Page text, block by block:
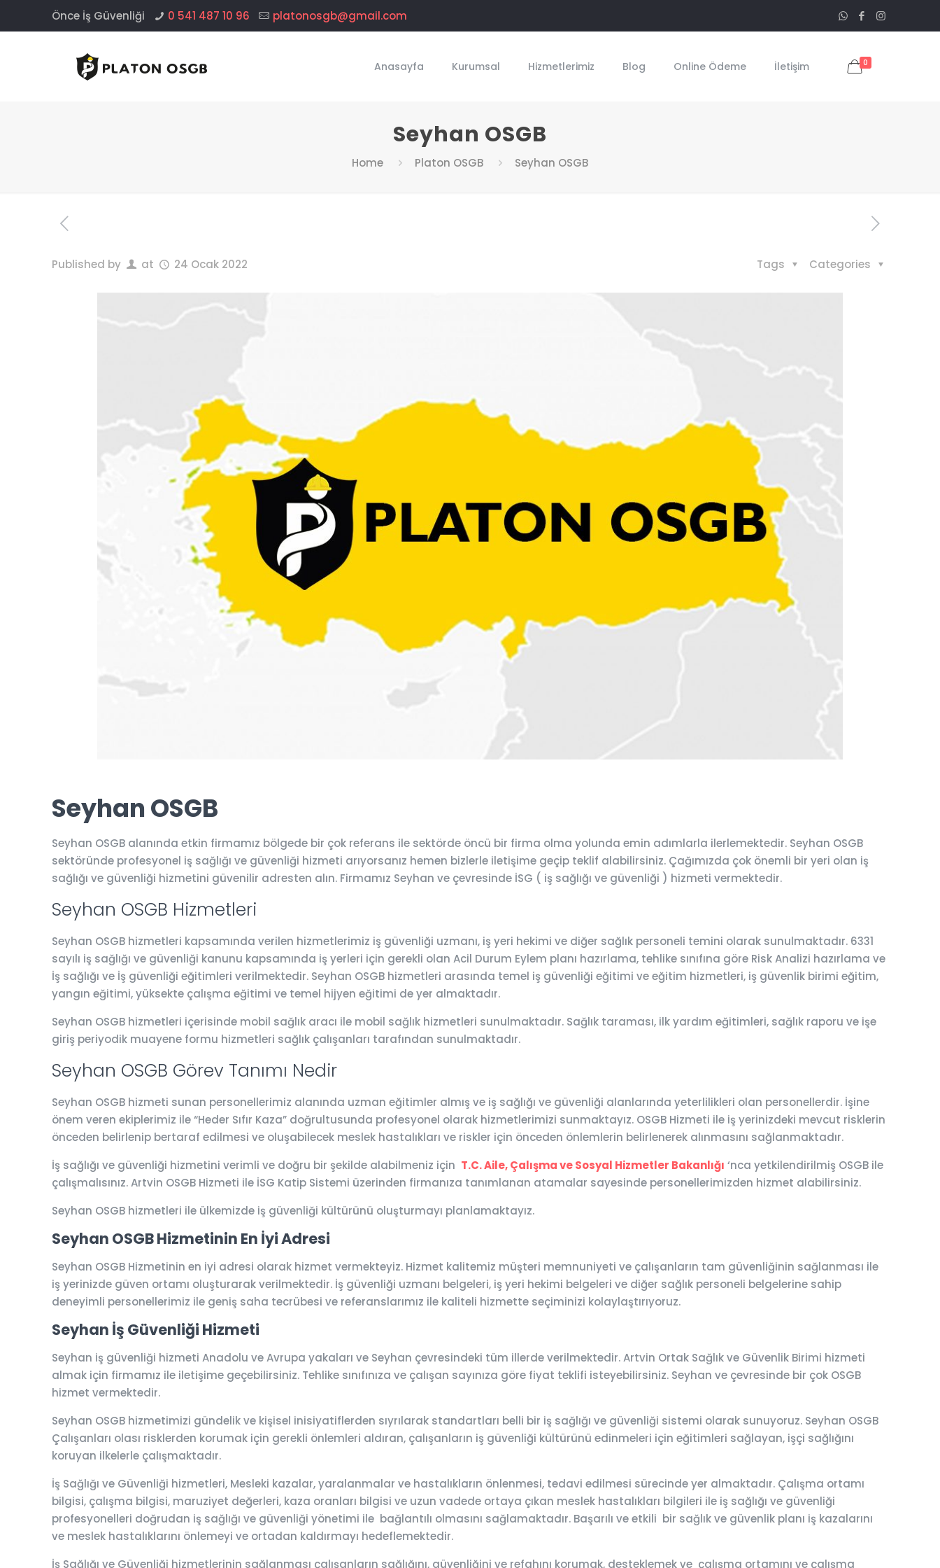
Önce İş Güvenliği 0 541 487 10 96 platonosgb@gmail.com
Anasayfa Kurumsal Hizmetlerimiz Blog Online Ödeme İletişim 0
Seyhan OSGB
Home Platon OSGB Seyhan OSGB
Published by at 24 Ocak 2022 Categories
Tags
Seyhan OSGB
Seyhan OSGB alanında etkin firmamız bölgede bir çok referans ile sektörde öncü bir firma olma yolunda emin adımlarla ilerlemektedir. Seyhan OSGB
sektöründe profesyonel iş sağlığı ve güvenliği hizmeti arıyorsanız hemen bizlerle iletişime geçip teklif alabilirsiniz. Çağımızda çok önemli bir yeri olan iş
sağlığı ve güvenliği hizmetini güvenilir adresten alın. Firmamız Seyhan ve çevresinde İSG ( iş sağlığı ve güvenliği ) hizmeti vermektedir.
Seyhan OSGB Hizmetleri
Seyhan OSGB hizmetleri kapsamında verilen hizmetlerimiz iş güvenliği uzmanı, iş yeri hekimi ve diğer sağlık personeli temini olarak sunulmaktadır. 6331
sayılı iş sağlığı ve güvenliği kanunu kapsamında iş yerleri için gerekli olan Acil Durum Eylem planı hazırlama, tehlike sınıfına göre Risk Analizi hazırlama ve
İş sağlığı ve İş güvenliği eğitimleri verilmektedir. Seyhan OSGB hizmetleri arasında temel iş güvenliği eğitimi ve eğitim hizmetleri, iş güvenlik birimi eğitim,
yangın eğitimi, yüksekte çalışma eğitimi ve temel hijyen eğitimi de yer almaktadır.
Seyhan OSGB hizmetleri içerisinde mobil sağlık aracı ile mobil sağlık hizmetleri sunulmaktadır. Sağlık taraması, ilk yardım eğitimleri, sağlık raporu ve işe
giriş periyodik muayene formu hizmetleri sağlık çalışanları tarafından sunulmaktadır.
Seyhan OSGB Görev Tanımı Nedir
Seyhan OSGB hizmeti sunan personellerimiz alanında uzman eğitimler almış ve iş sağlığı ve güvenliği alanlarında yeterlilikleri olan personellerdir. İşine
önem veren ekiplerimiz ile “Heder Sıfır Kaza” doğrultusunda profesyonel olarak hizmetlerimizi sunmaktayız. OSGB Hizmeti ile iş yerinizdeki mevcut risklerin
önceden belirlenip bertaraf edilmesi ve oluşabilecek meslek hastalıkları ve riskler için önceden önlemlerin belirlenerek alınmasını sağlanmaktadır.
İş sağlığı ve güvenliği hizmetini verimli ve doğru bir şekilde alabilmeniz için T.C. Aile, Çalışma ve Sosyal Hizmetler Bakanlığı ‘nca yetkilendirilmiş OSGB ile
çalışmalısınız. Artvin OSGB Hizmeti ile İSG Katip Sistemi üzerinden firmanıza tanımlanan atamalar sayesinde personellerimizden hizmet alabilirsiniz.
Seyhan OSGB hizmetleri ile ülkemizde iş güvenliği kültürünü oluşturmayı planlamaktayız.
Seyhan OSGB Hizmetinin En İyi Adresi
Seyhan OSGB Hizmetinin en iyi adresi olarak hizmet vermekteyiz. Hizmet kalitemiz müşteri memnuniyeti ve çalışanların tam güvenliğinin sağlanması ile
iş yerinizde güven ortamı oluşturarak verilmektedir. İş güvenliği uzmanı belgeleri, iş yeri hekimi belgeleri ve diğer sağlık personeli belgelerine sahip
deneyimli personellerimiz ile geniş saha tecrübesi ve referanslarımız ile kaliteli hizmette seçiminizi kolaylaştırıyoruz.
Seyhan İş Güvenliği Hizmeti
Seyhan iş güvenliği hizmeti Anadolu ve Avrupa yakaları ve Seyhan çevresindeki tüm illerde verilmektedir. Artvin Ortak Sağlık ve Güvenlik Birimi hizmeti
almak için firmamız ile iletişime geçebilirsiniz. Tehlike sınıfınıza ve çalışan sayınıza göre fiyat teklifi isteyebilirsiniz. Seyhan ve çevresinde bir çok OSGB
hizmet vermektedir.
Seyhan OSGB hizmetimizi gündelik ve kişisel inisiyatiflerden sıyrılarak standartları belli bir iş sağlığı ve güvenliği sistemi olarak sunuyoruz. Seyhan OSGB
Çalışanları olası risklerden korumak için gerekli önlemleri aldıran, çalışanların iş güvenliği kültürünü edinmeleri için eğitimleri sağlayan, işçi sağlığını
koruyan ilkelerle çalışmaktadır.
İş Sağlığı ve Güvenliği hizmetleri, Mesleki kazalar, yaralanmalar ve hastalıkların önlenmesi, tedavi edilmesi sürecinde yer almaktadır. Çalışma ortamı
bilgisi, çalışma bilgisi, maruziyet değerleri, kaza oranları bilgisi ve uzun vadede ortaya çıkan meslek hastalıkları bilgileri ile iş sağlığı ve güvenliği
profesyonelleri doğrudan iş sağlığı ve güvenliği yönetimi ile bağlantılı olmasını sağlamaktadır. Başarılı ve etkili bir sağlık ve güvenlik planı iş kazalarını
ve meslek hastalıklarını önlemeyi ve ortadan kaldırmayı hedeflemektedir.
İş Sağlığı ve Güvenliği hizmetlerinin sağlanması çalışanların sağlığını, güvenliğini ve refahını korumak, desteklemek ve çalışma ortamını ve çalışma